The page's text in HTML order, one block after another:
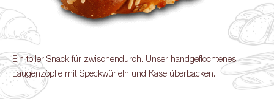
Ein toller Snack für zwischendurch. Unser handgeflochtenes
Laugenzöpfle mit Speckwürfeln und Käse überbacken.